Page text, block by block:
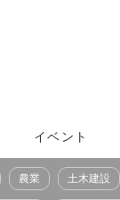
イベント
農業 土木建設